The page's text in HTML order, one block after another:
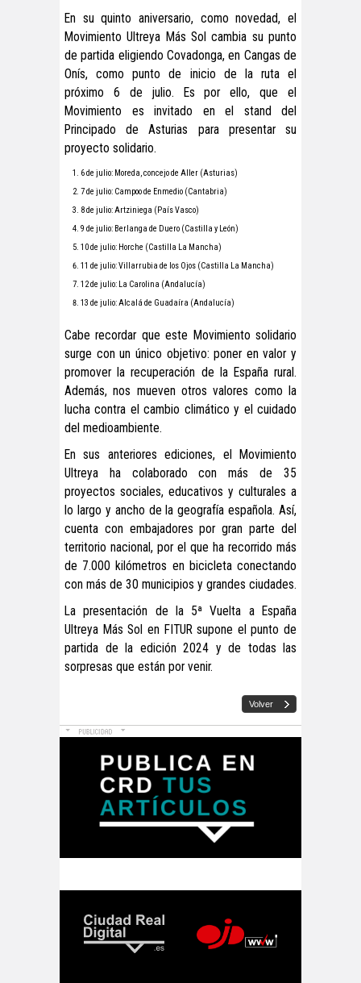
En su quinto aniversario, como novedad, el
Movimiento Ultreya Más Sol cambia su punto
de partida eligiendo Covadonga, en Cangas de
Onís, como punto de inicio de la ruta el
próximo 6 de julio. Es por ello, que el
Movimiento es invitado en el stand del
Principado de Asturias para presentar su
proyecto solidario.
6 de julio: Moreda, concejo de Aller (Asturias)
7 de julio: Campoo de Enmedio (Cantabria)
8 de julio: Artziniega (País Vasco)
9 de julio: Berlanga de Duero (Castilla y León)
10 de julio: Horche (Castilla La Mancha)
11 de julio: Villarrubia de los Ojos (Castilla La Mancha)
12 de julio: La Carolina (Andalucía)
13 de julio: Alcalá de Guadaíra (Andalucía)
Cabe recordar que este Movimiento solidario
surge con un único objetivo: poner en valor y
promover la recuperación de la España rural.
Además, nos mueven otros valores como la
lucha contra el cambio climático y el cuidado
del medioambiente.
En sus anteriores ediciones, el Movimiento
Ultreya ha colaborado con más de 35
proyectos sociales, educativos y culturales a
lo largo y ancho de la geografía española. Así,
cuenta con embajadores por gran parte del
territorio nacional, por el que ha recorrido más
de 7.000 kilómetros en bicicleta conectando
con más de 30 municipios y grandes ciudades.
La presentación de la 5ª Vuelta a España
Ultreya Más Sol en FITUR supone el punto de
partida de la edición 2024 y de todas las
sorpresas que están por venir.